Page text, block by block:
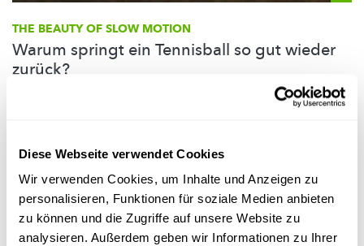
Diese Webseite verwendet Cookies
Wir verwenden Cookies, um Inhalte und Anzeigen zu
personalisieren, Funktionen für soziale Medien anbieten
zu können und die Zugriffe auf unsere Website zu
analysieren. Außerdem geben wir Informationen zu Ihrer
THE BEAUTY OF SLOW MOTION
Warum springt ein Tennisball so gut wieder
zurück?
zurückspringtund
FNR